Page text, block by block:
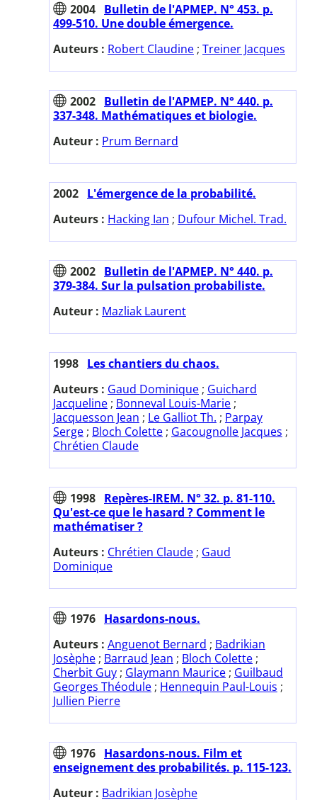
2004 Bulletin de l'APMEP. N° 453. p.
499-510. Une double émergence.
Auteurs : Robert Claudine ; Treiner Jacques
2002 Bulletin de l'APMEP. N° 440. p.
337-348. Mathématiques et biologie.
Auteur : Prum Bernard
2002 L'émergence de la probabilité.
Auteurs : Hacking Ian ; Dufour Michel. Trad.
2002 Bulletin de l'APMEP. N° 440. p.
379-384. Sur la pulsation probabiliste.
Auteur : Mazliak Laurent
1998 Les chantiers du chaos.
Auteurs : Gaud Dominique ; Guichard
Jacqueline ; Bonneval Louis-Marie ;
Jacquesson Jean ; Le Galliot Th. ; Parpay
Serge ; Bloch Colette ; Gacougnolle Jacques ;
Chrétien Claude
1998 Repères-IREM. N° 32. p. 81-110.
Qu'est-ce que le hasard ? Comment le
mathématiser ?
Auteurs : Chrétien Claude ; Gaud
Dominique
1976 Hasardons-nous.
Auteurs : Anguenot Bernard ; Badrikian
Josèphe ; Barraud Jean ; Bloch Colette ;
Cherbit Guy ; Glaymann Maurice ; Guilbaud
Georges Théodule ; Hennequin Paul-Louis ;
Jullien Pierre
1976 Hasardons-nous. Film et
enseignement des probabilités. p. 115-123.
Auteur : Badrikian Josèphe